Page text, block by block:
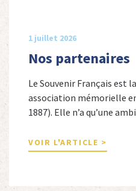
1 juillet 2026
Nos partenaires
Le Souvenir Français est
association mémorielle
1887). Elle n’a qu’une
nationale de la France.
Le Souvenir Français
totalité ou partiellement
VOIR L'ARTICLE >